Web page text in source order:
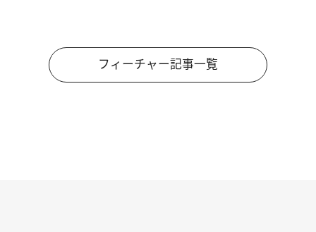
フィーチャー記事一覧